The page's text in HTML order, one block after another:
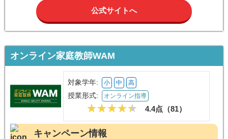
公式サイトへ
オンライン家庭教師WAM
対象学年: 小 中 高
授業形式: オンライン指導
4.4点（81）
キャンペーン情報